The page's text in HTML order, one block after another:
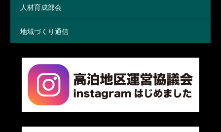
人材育成部会
地域づくり通信